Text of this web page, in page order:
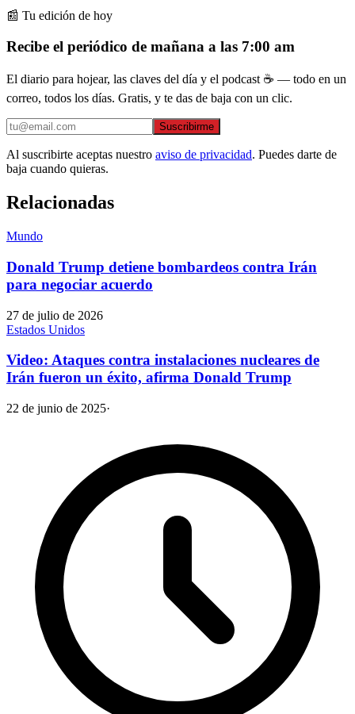
📰 Tu edición de hoy
Recibe el periódico de mañana a las 7:00 am
El diario para hojear, las claves del día y el podcast ☕ — todo en un
correo, todos los días. Gratis, y te das de baja con un clic.
Suscribirme
Al suscribirte aceptas nuestro aviso de privacidad. Puedes darte de
baja cuando quieras.
Relacionadas
Mundo
Donald Trump detiene bombardeos contra Irán
para negociar acuerdo
27 de julio de 2026
Estados Unidos
Video: Ataques contra instalaciones nucleares de
Irán fueron un éxito, afirma Donald Trump
22 de junio de 2025·